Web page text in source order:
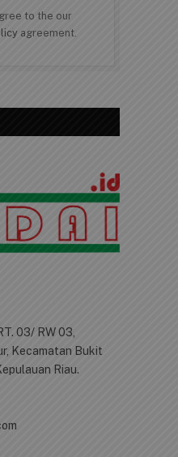
to the our
agreement.
03/ RW 03,
Kecamatan Bukit
Riau.